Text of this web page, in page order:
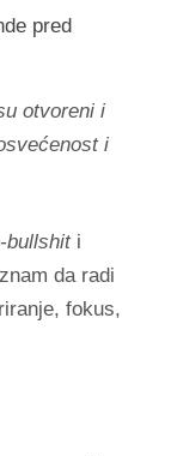
pred
otvoreni i
i
bullshiti
da radi
fokus,